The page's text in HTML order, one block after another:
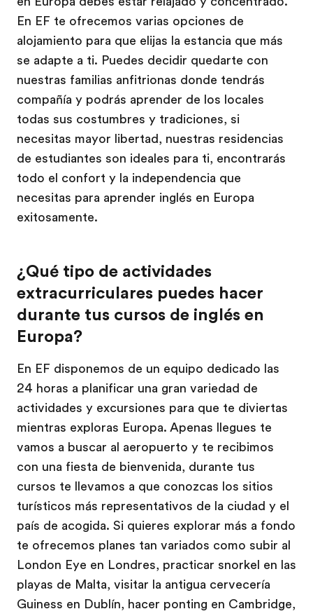
En EF te ofrecemos varias opciones de
alojamiento para que elijas la estancia que más
se adapte a ti. Puedes decidir quedarte con
nuestras familias anfitrionas donde tendrás
compañía y podrás aprender de los locales
todas sus costumbres y tradiciones, si
necesitas mayor libertad, nuestras residencias
de estudiantes son ideales para ti, encontrarás
todo el confort y la independencia que
necesitas para aprender inglés en Europa
exitosamente.
¿Qué tipo de actividades
extracurriculares puedes hacer
durante tus cursos de inglés en
Europa?
En EF disponemos de un equipo dedicado las
24 horas a planificar una gran variedad de
actividades y excursiones para que te diviertas
mientras exploras Europa. Apenas llegues te
vamos a buscar al aeropuerto y te recibimos
con una fiesta de bienvenida, durante tus
cursos te llevamos a que conozcas los sitios
turísticos más representativos de la ciudad y el
país de acogida. Si quieres explorar más a fondo
te ofrecemos planes tan variados como subir al
London Eye en Londres, practicar snorkel en las
playas de Malta, visitar la antigua cervecería
Guiness en Dublín, hacer ponting en Cambridge,